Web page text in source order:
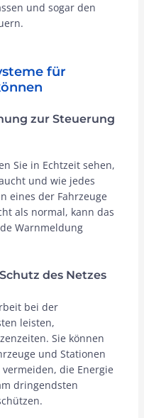
und sogar den
für
zur Steuerung
Sie in Echtzeit sehen,
und wie jedes
eines der Fahrzeuge
als normal, kann das
Warnmeldung
des Netzes
bei der
leisten,
Sie können
und Stationen
die Energie
dringendsten